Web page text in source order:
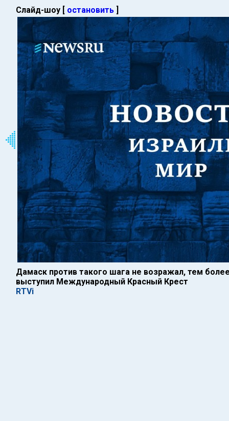
Слайд-шоу [ остановить ]
Дамаск против такого шага не возражал, тем
выступил Международный Красный Крест
RTVi